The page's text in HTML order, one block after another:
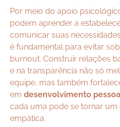
Por meio do apoio
podem aprender a
comunicar suas
é fundamental para evitar
burnout. Construir relações
e na transparência não só
equipe, mas também
em desenvolvimento
cada uma pode se tornar
empática.